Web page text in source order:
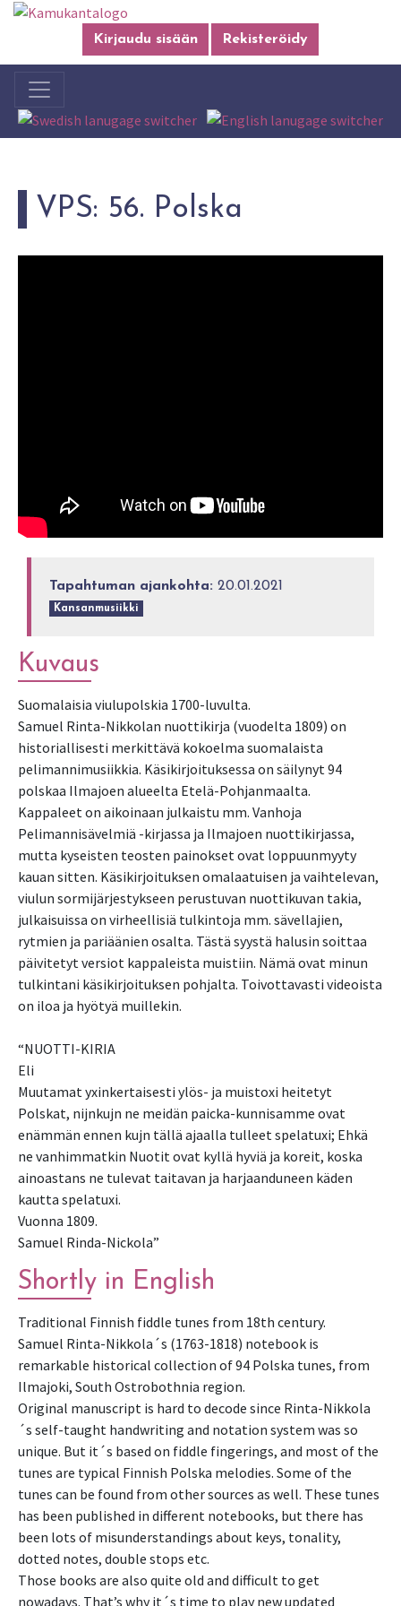
Kirjaudu sisään Rekisteröidy
VPS: 56. Polska
Tapahtuman ajankohta: 20.01.2021
Kansanmusiikki
Kuvaus
Suomalaisia viulupolskia 1700-luvulta.
Samuel Rinta-Nikkolan nuottikirja (vuodelta 1809) on
historiallisesti merkittävä kokoelma suomalaista
pelimannimusiikkia. Käsikirjoituksessa on säilynyt 94
polskaa Ilmajoen alueelta Etelä-Pohjanmaalta.
Kappaleet on aikoinaan julkaistu mm. Vanhoja
Pelimannisävelmiä -kirjassa ja Ilmajoen nuottikirjassa,
mutta kyseisten teosten painokset ovat loppuunmyyty
kauan sitten. Käsikirjoituksen omalaatuisen ja vaihtelevan,
viulun sormijärjestykseen perustuvan nuottikuvan takia,
julkaisuissa on virheellisiä tulkintoja mm. sävellajien,
rytmien ja pariäänien osalta. Tästä syystä halusin soittaa
päivitetyt versiot kappaleista muistiin. Nämä ovat minun
tulkintani käsikirjoituksen pohjalta. Toivottavasti videoista
on iloa ja hyötyä muillekin.
“NUOTTI-KIRIA
Eli
Muutamat yxinkertaisesti ylös- ja muistoxi heitetyt
Polskat, nijnkujn ne meidän paicka-kunnisamme ovat
enämmän ennen kujn tällä ajaalla tulleet spelatuxi; Ehkä
ne vanhimmatkin Nuotit ovat kyllä hyviä ja koreit, koska
ainoastans ne tulevat taitavan ja harjaanduneen käden
kautta spelatuxi.
Vuonna 1809.
Samuel Rinda-Nickola”
Shortly in English
Traditional Finnish fiddle tunes from 18th century.
Samuel Rinta-Nikkola´s (1763-1818) notebook is
remarkable historical collection of 94 Polska tunes, from
Ilmajoki, South Ostrobothnia region.
Original manuscript is hard to decode since Rinta-Nikkola
´s self-taught handwriting and notation system was so
unique. But it´s based on fiddle fingerings, and most of the
tunes are typical Finnish Polska melodies. Some of the
tunes can be found from other sources as well. These tunes
has been published in different notebooks, but there has
been lots of misunderstandings about keys, tonality,
dotted notes, double stops etc.
Those books are also quite old and difficult to get
nowadays. That’s why it´s time to play new updated